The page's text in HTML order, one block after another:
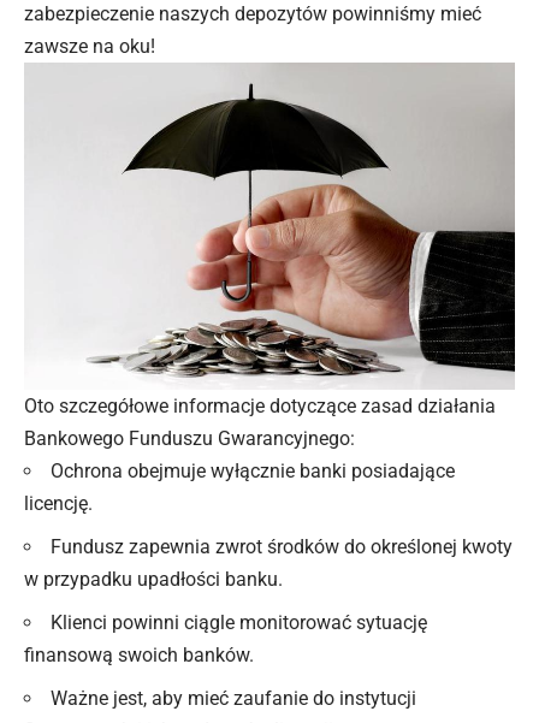
zabezpieczenie naszych depozytów powinniśmy mieć
zawsze na oku!
Oto szczegółowe informacje dotyczące zasad działania
Bankowego Funduszu Gwarancyjnego:
Ochrona obejmuje wyłącznie banki posiadające
licencję.
Fundusz zapewnia zwrot środków do określonej kwoty
w przypadku upadłości banku.
Klienci powinni ciągle monitorować sytuację
finansową swoich banków.
Ważne jest, aby mieć zaufanie do instytucji